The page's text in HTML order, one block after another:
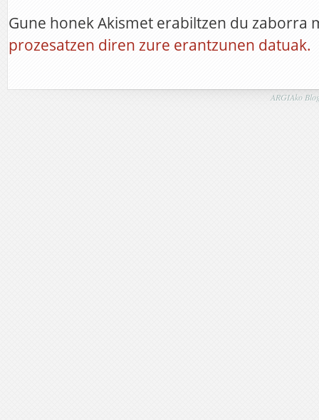
Gune honek Akismet erabiltzen du zaborra
prozesatzen diren zure erantzunen datuak.
ARGIAko